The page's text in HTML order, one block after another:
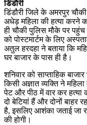
डिंडौरी
डिंडौरी जिले के अमरपुर चौकी
अधेड़ महिला की हत्या करने
ही चौकी पुलिस मौके पर
को पोस्टमार्टम के लिए
अतुल हरदहा ने बताया कि
घर बाजार के पास ही है।
शनिवार को साप्ताहिक
किसी अज्ञात व्यक्ति ने
पेट और पीठ में वार कर हत्या
दो बेटियां हैं और दोनों बाहर
है, इसलिए आशंका जताई जा
की होगी।